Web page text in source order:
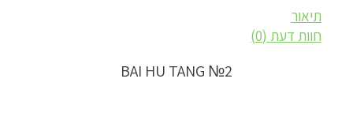
תיאור
חוות דעת (0)
BAI HU TANG №2